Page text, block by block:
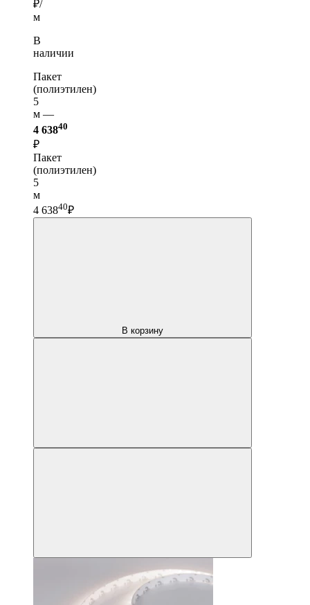
₽/
м
В
наличии
Пакет
(полиэтилен)
5
м —
4 63840
₽
Пакет
(полиэтилен)
5
м
4 63840₽
В корзину